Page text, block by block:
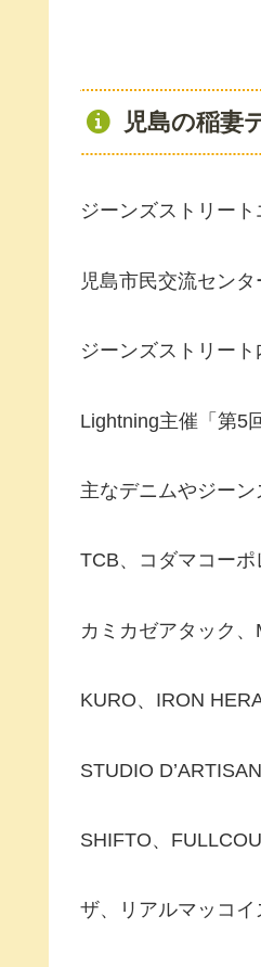
児島の稲妻
ジーンズストリー
児島市民交流セン
ジーンズストリー
Lightning主催「第5
主なデニムやジーン
TCB、コダマコーポ
カミカゼアタック
KURO、IRON
STUDIO
SHIFTO、
ザ、リアルマッコ